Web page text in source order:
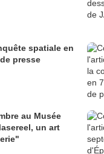
spatiale en
presse
au Musée
un art